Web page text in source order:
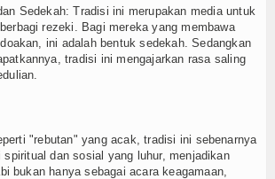
Sedekah: Tradisi ini merupakan media untuk
rezeki. Bagi mereka yang membawa
ini adalah bentuk sedekah. Sedangkan
tradisi ini mengajarkan rasa saling
"rebutan" yang acak, tradisi ini sebenarnya
dan sosial yang luhur, menjadikan
bukan hanya sebagai acara keagamaan,